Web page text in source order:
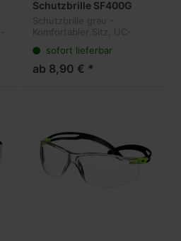
Schutzbrille SF400G
Schutzbrille grau -
Komfortabler Sitz, UC-
sofort lieferbar
ab 8,90 € *